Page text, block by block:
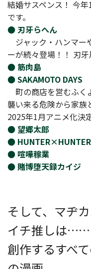
結婚サスペンス！ 今
です。
● 刃牙らへん
ジャック・ハンマー
ーが続々登場！！ 刃牙
● 筋肉島
● SAKAMOTO DAYS
町の商店を営むふく
襲い来る危険から家族
2025年1月アニメ化決
● 望郷太郎
● HUNTER×HUNTER
● 喧嘩稼業
● 賭博堕天録カイジ
そして、マヂ
イチ推しは……
創作するすべ